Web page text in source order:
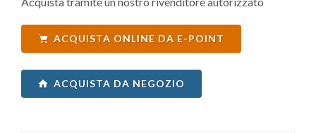
ACQUISTA ONLINE DA E-POINT
ACQUISTA DA NEGOZIO